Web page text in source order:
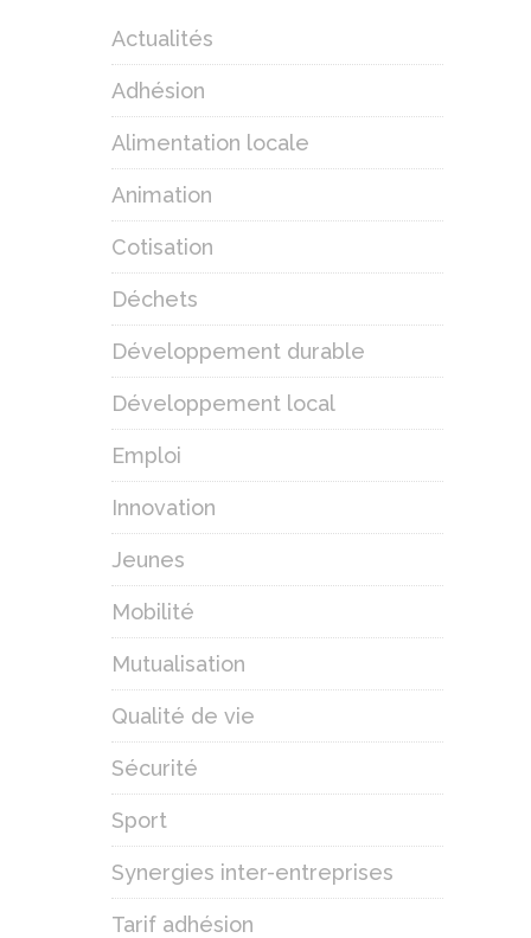
Actualités
Adhésion
Alimentation locale
Animation
Cotisation
Déchets
Développement durable
Développement local
Emploi
Innovation
Jeunes
Mobilité
Mutualisation
Qualité de vie
Sécurité
Sport
Synergies inter-entreprises
Tarif adhésion